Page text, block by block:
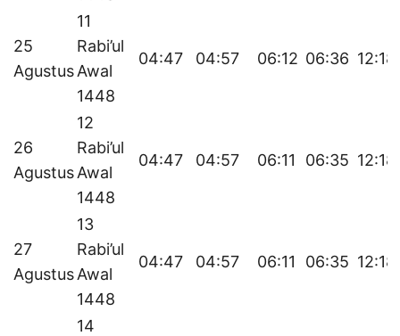
25
Agustus
11
Rabi’ul
Awal
1448
04:47 04:57 06:12 06:36 12:18
26
Agustus
12
Rabi’ul
Awal
1448
04:47 04:57 06:11 06:35 12:18
27
Agustus
13
Rabi’ul
Awal
1448
04:47 04:57 06:11 06:35 12:18
14